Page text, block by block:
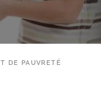
DE PAUVRETÉ